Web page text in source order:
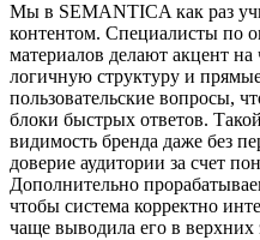
Мы в SEMANTICA как раз
контентом. Специалисты по
материалов делают акцент
логичную структуру и
пользовательские вопросы,
блоки быстрых ответов.
видимость бренда даже без
доверие аудитории за счет
Дополнительно
чтобы система корректно
чаще выводила его в верхних